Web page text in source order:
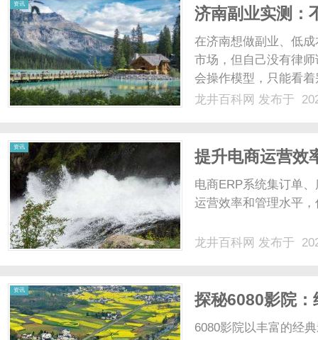
资讯
济南副业实测：
平台两份收入同
在济南想做副业、低
市场，但自己没有律
会操作模型，只能看
盟、单独代理AI工具
龙井百科网 发布于
资讯
提升电商运营
析
电商ERP系统集订单
运营效率和管理水平
龙井百科网 发布于
资讯
探秘6080影院
6080影院以丰富的经